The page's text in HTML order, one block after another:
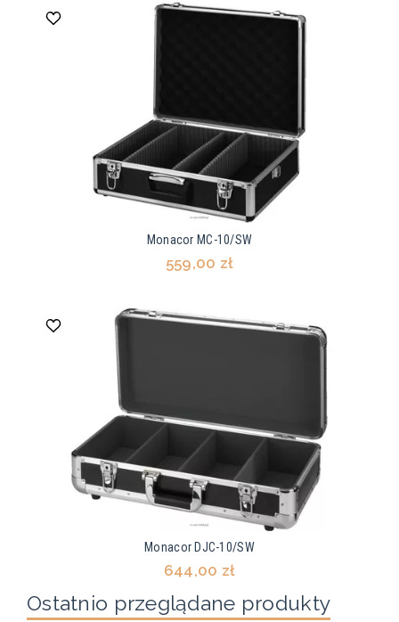
Monacor MC-10/SW
559,00 zł
Monacor DJC-10/SW
644,00 zł
Ostatnio przeglądane produkty